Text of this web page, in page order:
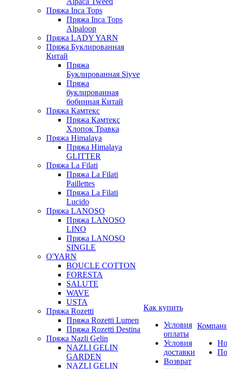
Пряжа Inca Tops
Пряжа Inca Tops
Alpaloop
Пряжа LADY YARN
Пряжа Буклированная
Китай
Пряжа
Буклированная Siyve
Пряжа
буклированная
бобинная Китай
Пряжа Камтекс
Пряжа Камтекс
Хлопок Травка
Пряжа Himalaya
Пряжа Himalaya
GLITTER
Пряжа La Filati
Пряжа La Filati
Paillettes
Пряжа La Filati
Lucido
Пряжа LANOSO
Пряжа LANOSO
LINO
Пряжа LANOSO
SINGLE
O'YARN
BOUCLE COTTON
FORESTA
SALUTE
WAVE
USTA
Пряжа Rozetti
Пряжа Rozetti Lumen
Пряжа Rozetti Destina
Пряжа Nazli Gelin
NAZLI GELIN
GARDEN
NAZLI GELIN
Как купить
Условия
оплаты
Условия
доставки
Возврат